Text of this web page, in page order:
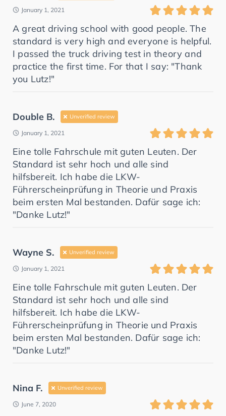
January 1, 2021
A great driving school with good people. The
standard is very high and everyone is helpful.
I passed the truck driving test in theory and
practice the first time. For that I say: "Thank
you Lutz!"
Double B. Unverified review
January 1, 2021
Eine tolle Fahrschule mit guten Leuten. Der
Standard ist sehr hoch und alle sind
hilfsbereit. Ich habe die LKW-
Führerscheinprüfung in Theorie und Praxis
beim ersten Mal bestanden. Dafür sage ich:
"Danke Lutz!"
Wayne S. Unverified review
January 1, 2021
Eine tolle Fahrschule mit guten Leuten. Der
Standard ist sehr hoch und alle sind
hilfsbereit. Ich habe die LKW-
Führerscheinprüfung in Theorie und Praxis
beim ersten Mal bestanden. Dafür sage ich:
"Danke Lutz!"
Nina F. Unverified review
June 7, 2020